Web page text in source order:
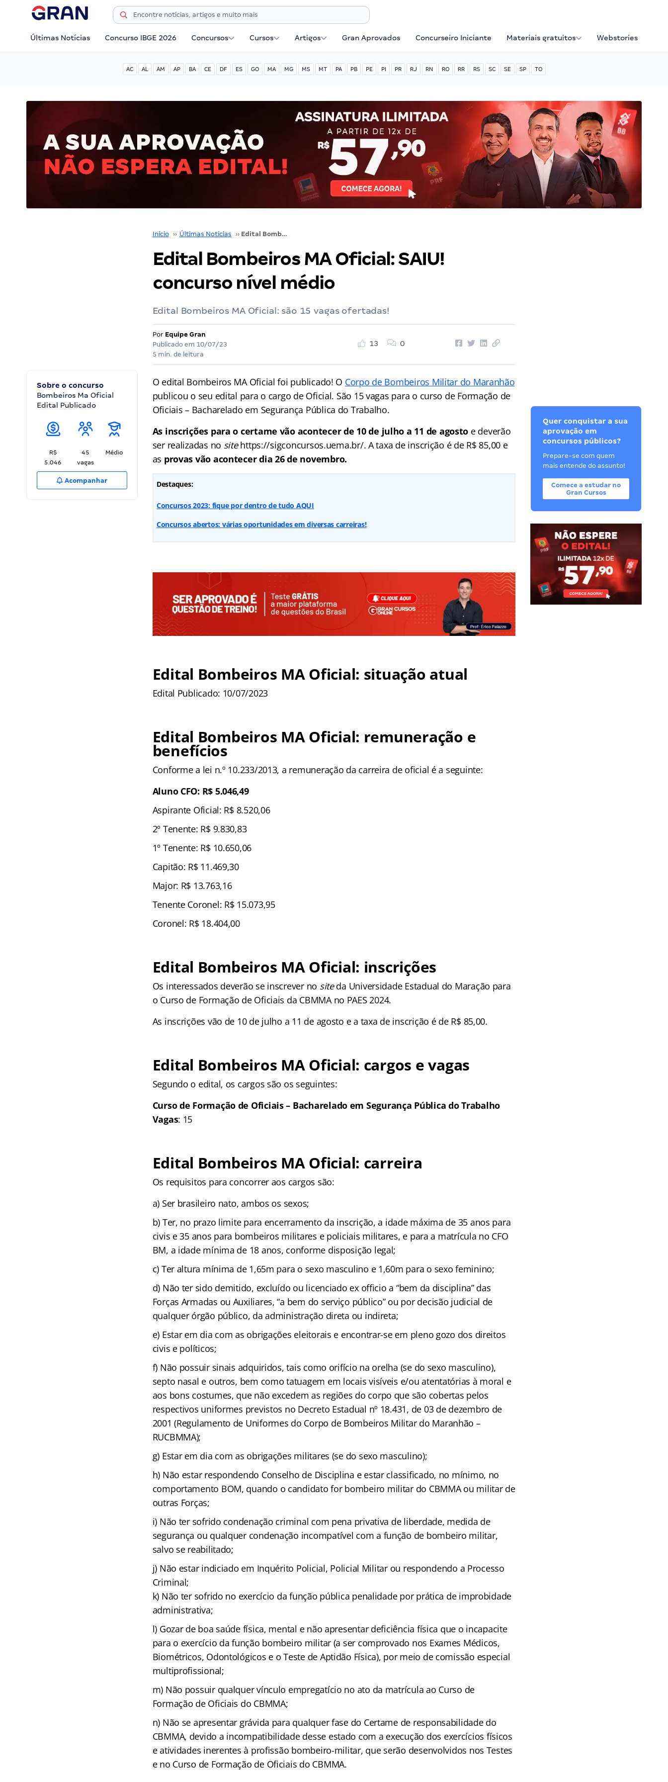
Últimas Notícias Concurso IBGE 2026 Concursos Cursos Artigos Gran Aprovados Concurseiro Iniciante Materiais gratuitos Webstories
AC AL AM AP BA CE DF ES GO MA MG MS MT PA PB PE PI PR RJ RN RO RR RS SC SE SP TO
Início ›› Últimas Notícias ›› Edital Bombeiros MA Oficial: SAIU! concurso nível médio
Edital Bombeiros MA Oficial: SAIU!
concurso nível médio
Edital Bombeiros MA Oficial: são 15 vagas ofertadas!
Por Equipe Gran
Publicado em 10/07/23
5 min. de leitura
13 0
Sobre o concurso
Bombeiros Ma Oficial
Edital Publicado
R$
5.046
45
vagas
Médio
Acompanhar
O edital Bombeiros MA Oficial foi publicado! O Corpo de Bombeiros Militar do Maranhão
publicou o seu edital para o cargo de Oficial. São 15 vagas para o curso de Formação de
Oficiais – Bacharelado em Segurança Pública do Trabalho.
As inscrições para o certame vão acontecer de 10 de julho a 11 de agosto e deverão
ser realizadas no sitehttps://sigconcursos.uema.br/. A taxa de inscrição é de R$ 85,00 e
as provas vão acontecer dia 26 de novembro.
Destaques:
Concursos 2023: fique por dentro de tudo AQUI
Concursos abertos: várias oportunidades em diversas carreiras!
Edital Bombeiros MA Oficial: situação atual
Edital Publicado: 10/07/2023
Edital Bombeiros MA Oficial: remuneração e
benefícios
Conforme a lei n.º 10.233/2013, a remuneração da carreira de oficial é a seguinte:
Aluno CFO: R$ 5.046,49
Aspirante Oficial: R$ 8.520,06
2º Tenente: R$ 9.830,83
1º Tenente: R$ 10.650,06
Capitão: R$ 11.469,30
Major: R$ 13.763,16
Tenente Coronel: R$ 15.073,95
Coronel: R$ 18.404,00
Edital Bombeiros MA Oficial: inscrições
Os interessados deverão se inscrever no siteda Universidade Estadual do Maração para
o Curso de Formação de Oficiais da CBMMA no PAES 2024.
As inscrições vão de 10 de julho a 11 de agosto e a taxa de inscrição é de R$ 85,00.
Edital Bombeiros MA Oficial: cargos e vagas
Segundo o edital, os cargos são os seguintes:
Curso de Formação de Oficiais – Bacharelado em Segurança Pública do Trabalho
Vagas: 15
Edital Bombeiros MA Oficial: carreira
Os requisitos para concorrer aos cargos são:
a) Ser brasileiro nato, ambos os sexos;
b) Ter, no prazo limite para encerramento da inscrição, a idade máxima de 35 anos para
civis e 35 anos para bombeiros militares e policiais militares, e para a matrícula no CFO
BM, a idade mínima de 18 anos, conforme disposição legal;
c) Ter altura mínima de 1,65m para o sexo masculino e 1,60m para o sexo feminino;
d) Não ter sido demitido, excluído ou licenciado ex officio a “bem da disciplina” das
Forças Armadas ou Auxiliares, “a bem do serviço público” ou por decisão judicial de
qualquer órgão público, da administração direta ou indireta;
e) Estar em dia com as obrigações eleitorais e encontrar-se em pleno gozo dos direitos
civis e políticos;
f) Não possuir sinais adquiridos, tais como orifício na orelha (se do sexo masculino),
septo nasal e outros, bem como tatuagem em locais visíveis e/ou atentatórias à moral e
aos bons costumes, que não excedem as regiões do corpo que são cobertas pelos
respectivos uniformes previstos no Decreto Estadual nº 18.431, de 03 de dezembro de
2001 (Regulamento de Uniformes do Corpo de Bombeiros Militar do Maranhão –
RUCBMMA);
g) Estar em dia com as obrigações militares (se do sexo masculino);
h) Não estar respondendo Conselho de Disciplina e estar classificado, no mínimo, no
comportamento BOM, quando o candidato for bombeiro militar do CBMMA ou militar de
outras Forças;
i) Não ter sofrido condenação criminal com pena privativa de liberdade, medida de
segurança ou qualquer condenação incompatível com a função de bombeiro militar,
salvo se reabilitado;
j) Não estar indiciado em Inquérito Policial, Policial Militar ou respondendo a Processo
Criminal;
k) Não ter sofrido no exercício da função pública penalidade por prática de improbidade
administrativa;
l) Gozar de boa saúde física, mental e não apresentar deficiência física que o incapacite
para o exercício da função bombeiro militar (a ser comprovado nos Exames Médicos,
Biométricos, Odontológicos e o Teste de Aptidão Física), por meio de comissão especial
multiprofissional;
m) Não possuir qualquer vínculo empregatício no ato da matrícula ao Curso de
Formação de Oficiais do CBMMA;
n) Não se apresentar grávida para qualquer fase do Certame de responsabilidade do
CBMMA, devido a incompatibilidade desse estado com a execução dos exercícios físicos
e atividades inerentes à profissão bombeiro-militar, que serão desenvolvidos nos Testes
e no Curso de Formação de Oficiais do CBMMA.
Quer conquistar a sua
aprovação em
concursos públicos?
Prepare-se com quem
mais entende do assunto!
Comece a estudar no
Gran Cursos